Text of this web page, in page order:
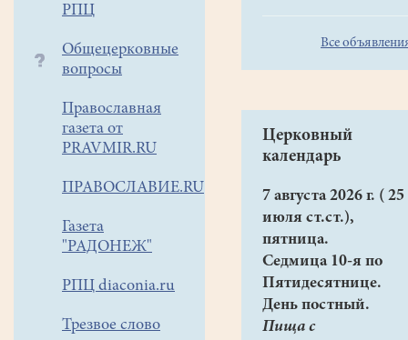
РПЦ
Общецерковные
вопросы
Православная
газета от
PRAVMIR.RU
ПРАВОСЛАВИЕ.RU
Газета
"РАДОНЕЖ"
РПЦ diaconia.ru
Трезвое слово
пытался
надуть
жадный
отцов
богатей
Игнат.
Все
Церковный
календарь
7 августа 2026 г. ( 25
июля ст.ст.),
пятница.
Седмица 10-я по
Пятидесятнице.
День постный.
Пища с